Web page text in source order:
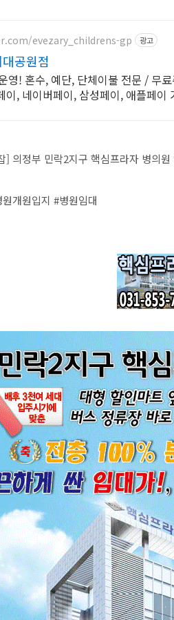
evezary_childrens-gp 광고
공원점
! 혼수, 예단, 단체이불 전문 / 무료주차 /
이, 네이버페이, 삼성페이, 애플페이
] 의정부 민락2지구 핵심프라자 병의
개원입지 #병원임대